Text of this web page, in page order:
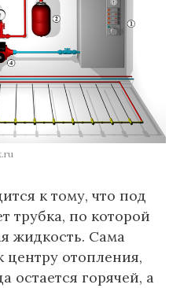
к тому, что под
трубка, по которой
жидкость. Сама
центру отопления,
остается горячей, а